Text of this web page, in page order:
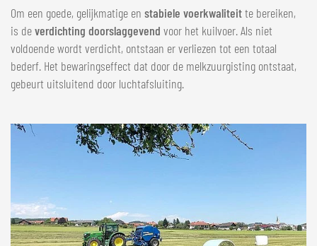
Om een goede, gelijkmatige en stabiele voerkwaliteitte bereiken,
is deverdichting doorslaggevend voor het kuilvoer. Als niet
voldoende wordt verdicht, ontstaan er verliezen tot een totaal
bederf. Het bewaringseffect dat door de melkzuurgisting ontstaat,
gebeurt uitsluitend door luchtafsluiting.